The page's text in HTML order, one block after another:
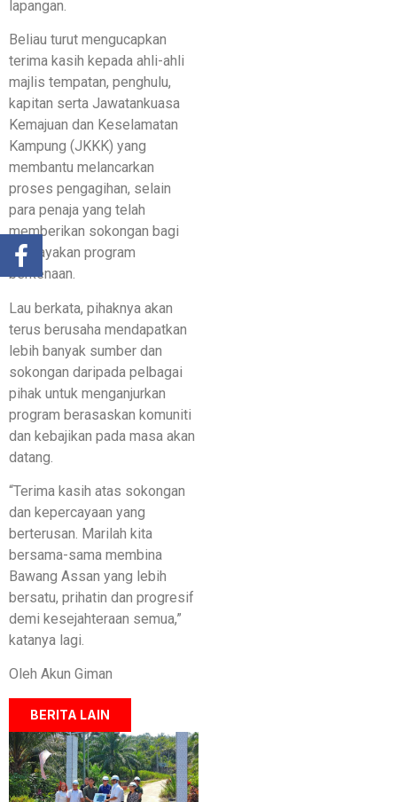
lapangan.
Beliau turut mengucapkan
terima kasih kepada ahli-ahli
majlis tempatan, penghulu,
kapitan serta Jawatankuasa
Kemajuan dan Keselamatan
Kampung (JKKK) yang
membantu melancarkan
proses pengagihan, selain
para penaja yang telah
memberikan sokongan bagi
menjayakan program
berkenaan.
Lau berkata, pihaknya akan
terus berusaha mendapatkan
lebih banyak sumber dan
sokongan daripada pelbagai
pihak untuk menganjurkan
program berasaskan komuniti
dan kebajikan pada masa akan
datang.
“Terima kasih atas sokongan
dan kepercayaan yang
berterusan. Marilah kita
bersama-sama membina
Bawang Assan yang lebih
bersatu, prihatin dan progresif
demi kesejahteraan semua,”
katanya lagi.
Oleh Akun Giman
BERITA LAIN